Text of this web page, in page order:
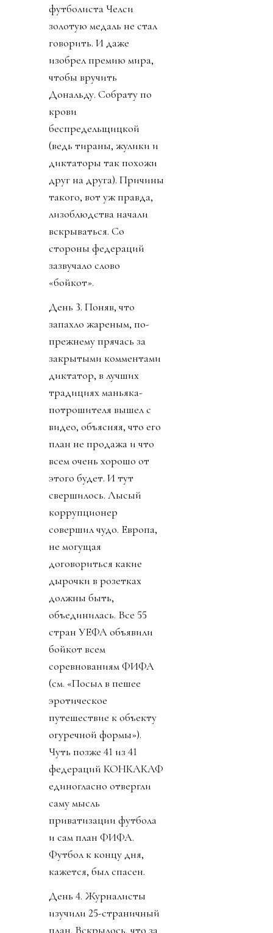
футболиста Челси
золотую медаль не стал
говорить. И даже
изобрел премию мира,
чтобы вручить
Дональду. Собрату по
крови
беспредельщицкой
(ведь тираны, жулики и
диктаторы так похожи
друг на друга). Причины
такого, вот уж правда,
лизоблюдства начали
вскрываться. Со
стороны федераций
зазвучало слово
«бойкот».
День 3. Поняв, что
запахло жареным, по-
прежнему прячась за
закрытыми комментами
диктатор, в лучших
традициях маньяка-
потрошителя вышел с
видео, объясняя, что его
план не продажа и что
всем очень хорошо от
этого будет. И тут
свершилось. Лысый
коррупционер
совершил чудо. Европа,
не могущая
договориться какие
дырочки в розетках
должны быть,
объединилась. Все 55
стран УЕФА объявили
бойкот всем
соревнованиям ФИФА
(см. «Посыл в пешее
эротическое
путешествие к объекту
огуречной формы»).
Чуть позже 41 из 41
федераций КОНКАКАФ
единогласно отвергли
саму мысль
приватизации футбола
и сам план ФИФА.
Футбол к концу дня,
кажется, был спасен.
День 4. Журналисты
изучили 25-страничный
план. Вскрылось, что за